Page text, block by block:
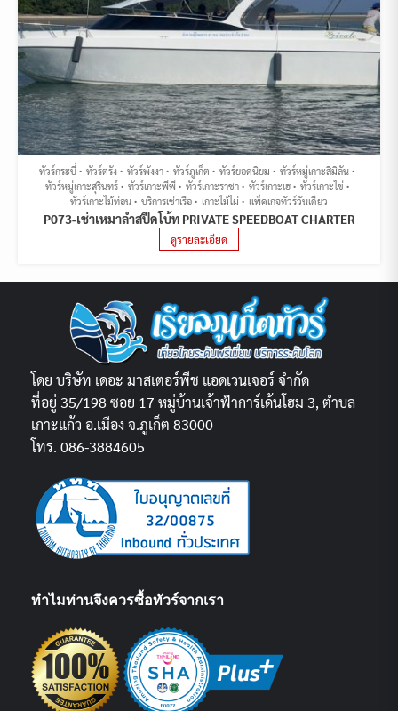
ทัวร์กระบี่ ทัวร์ตรัง ทัวร์พังงา ทัวร์ภูเก็ต ทัวร์ยอดนิยม
ทัวร์หมู่เกาะสิมิลัน
ทัวร์หมู่เกาะสุรินทร์
ทัวร์เกาะพีพี ทัวร์เกาะราชา ทัวร์เกาะเฮ
ทัวร์เกาะไข่
ทัวร์เกาะไม้ท่อน
บริการเช่าเรือ เกาะไม้ไผ่ แพ็คเกจทัวร์วันเดียว
P073-เช่าเหมาลำสปีดโบ้ท PRIVATE SPEEDBOAT CHARTER
ดูรายละเอียด
โดย บริษัท เดอะ มาสเตอร์พีช แอดเวนเจอร์ จำกัด
ที่อยู่ 35/198 ซอย 17 หมู่บ้านเจ้าฟ้าการ์เด้นโฮม 3, ตำบล
เกาะแก้ว อ.เมือง จ.ภูเก็ต 83000
โทร. 086-3884605
ทำไมท่านจึงควรซื้อทัวร์จากเรา